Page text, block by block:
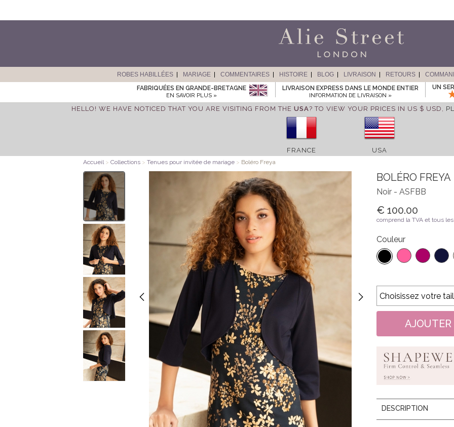
ROBES HABILLÉES MARIAGE COMMENTAIRES HISTOIRE BLOG LIVRAISON RETOURS
FABRIQUÉES EN GRANDE-BRETAGNE
EN SAVOIR PLUS »
LIVRAISON EXPRESS DANS LE MONDE ENTIER
INFORMATION DE LIVRAISON »
UN
HELLO! WE HAVE NOTICED THAT YOU ARE VISITING FROM THE USA? TO VIEW YOUR PRICES IN US $ USD,
FRANCE USA
Accueil > Collections > Tenues pour invitée de mariage > Boléro Freya
BOLÉRO FREYA
Noir - ASFBB
€ 100.00
comprend la TVA et tous
Couleur
DESCRIPTION